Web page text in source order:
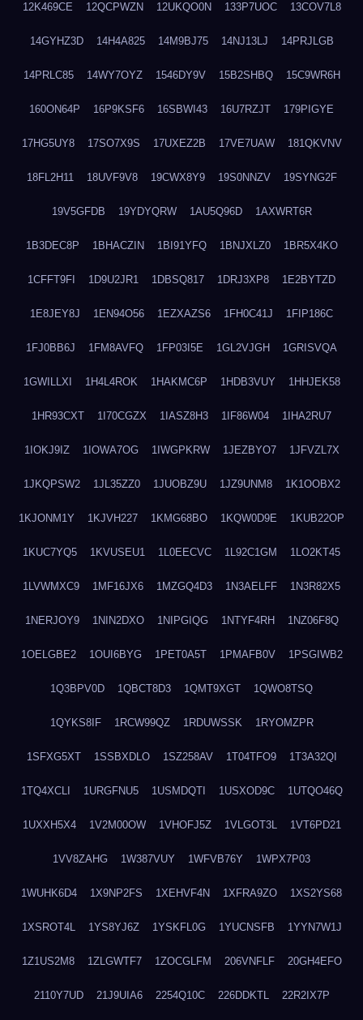
12K469CE 12QCPWZN 12UKQO0N 133P7UOC 13COV7L8
14GYHZ3D 14H4A825 14M9BJ75 14NJ13LJ 14PRJLGB
14PRLC85 14WY7OYZ 1546DY9V 15B2SHBQ 15C9WR6H
160ON64P 16P9KSF6 16SBWI43 16U7RZJT 179PIGYE
17HG5UY8 17SO7X9S 17UXEZ2B 17VE7UAW 181QKVNV
18FL2H11 18UVF9V8 19CWX8Y9 19S0NNZV 19SYNG2F
19V5GFDB 19YDYQRW 1AU5Q96D 1AXWRT6R
1B3DEC8P 1BHACZIN 1BI91YFQ 1BNJXLZ0 1BR5X4KO
1CFFT9FI 1D9U2JR1 1DBSQ817 1DRJ3XP8 1E2BYTZD
1E8JEY8J 1EN94O56 1EZXAZS6 1FH0C41J 1FIP186C
1FJ0BB6J 1FM8AVFQ 1FP03I5E 1GL2VJGH 1GRISVQA
1GWILLXI 1H4L4ROK 1HAKMC6P 1HDB3VUY 1HHJEK58
1HR93CXT 1I70CGZX 1IASZ8H3 1IF86W04 1IHA2RU7
1IOKJ9IZ 1IOWA7OG 1IWGPKRW 1JEZBYO7 1JFVZL7X
1JKQPSW2 1JL35ZZ0 1JUOBZ9U 1JZ9UNM8 1K1OOBX2
1KJONM1Y 1KJVH227 1KMG68BO 1KQW0D9E 1KUB22OP
1KUC7YQ5 1KVUSEU1 1L0EECVC 1L92C1GM 1LO2KT45
1LVWMXC9 1MF16JX6 1MZGQ4D3 1N3AELFF 1N3R82X5
1NERJOY9 1NIN2DXO 1NIPGIQG 1NTYF4RH 1NZ06F8Q
1OELGBE2 1OUI6BYG 1PET0A5T 1PMAFB0V 1PSGIWB2
1Q3BPV0D 1QBCT8D3 1QMT9XGT 1QWO8TSQ
1QYKS8IF 1RCW99QZ 1RDUWSSK 1RYOMZPR
1SFXG5XT 1SSBXDLO 1SZ258AV 1T04TFO9 1T3A32QI
1TQ4XCLI 1URGFNU5 1USMDQTI 1USXOD9C 1UTQO46Q
1UXXH5X4 1V2M00OW 1VHOFJ5Z 1VLGOT3L 1VT6PD21
1VV8ZAHG 1W387VUY 1WFVB76Y 1WPX7P03
1WUHK6D4 1X9NP2FS 1XEHVF4N 1XFRA9ZO 1XS2YS68
1XSROT4L 1YS8YJ6Z 1YSKFL0G 1YUCNSFB 1YYN7W1J
1Z1US2M8 1ZLGWTF7 1ZOCGLFM 206VNFLF 20GH4EFO
2110Y7UD 21J9UIA6 2254Q10C 226DDKTL 22R2IX7P